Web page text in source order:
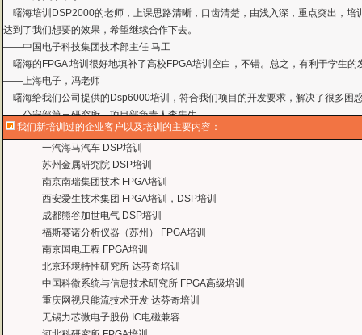
——中国电子科技集团技术部主任 马工
曙海的FPGA 培训很好地填补了高校FPGA培训空白，不错。总之，有利于学生
——上海电子，冯老师
曙海给我们公司提供的Dsp6000培训，符合我们项目的开发要求，解决了很多困
——公安部第三研究所，项目部负责人李先生
MTK培训-我在网上找了很久，就是找不到。在曙海居然有MTK驱动的培训，老
——台湾双扬科技，研发处经理，杨先生
——台湾欧泽科技,张工
通过参加Symbian培训，再做Symbian相关的项目感觉更加得心应手了，理 论加
——IBM公司，沈经理
有曙海这样的DSP开发培训单位，是教育行业的财富，听了他们的课，茅塞顿开。
——上海医疗器械高等学校，罗老师
曙海的andriod 系统与应用培训完全符合了我公司的要求，达到了我公司培训的
上海贝尔，李工
曙海培训DSP2000的老师，上课思路清晰，口齿清楚，由浅入深，重点突出，培
达到了我们想要的效果，希望继续合作下去。
——中国电子科技集团技术部主任 马工
曙海的FPGA 培训很好地填补了高校FPGA培训空白，不错。总之，有利于学生
我们新培训过的企业客户以及培训的主要内容：
一汽海马汽车 DSP培训
苏州金属研究院 DSP培训
南京南瑞集团技术 FPGA培训
西安爱生技术集团 FPGA培训，DSP培训
成都熊谷加世电气 DSP培训
福斯赛诺分析仪器（苏州） FPGA培训
南京国电工程 FPGA培训
北京环境特性研究所 达芬奇培训
中国科微系统与信息技术研究所 FPGA高级培训
重庆网视只能流技术开发 达芬奇培训
无锡力芯微电子股份 IC电磁兼容